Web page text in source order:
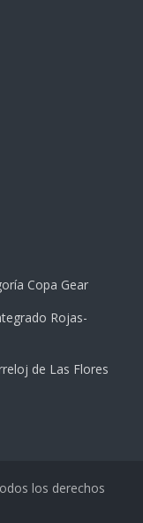
Copa Gear
Rojas-
de Las Flores
los derechos